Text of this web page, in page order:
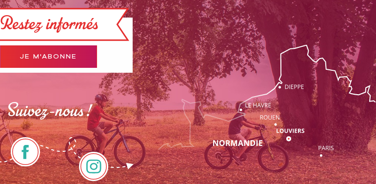
Restez informés
JE M'ABONNE
Suivez-nous !